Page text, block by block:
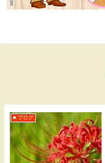
■ ブログ